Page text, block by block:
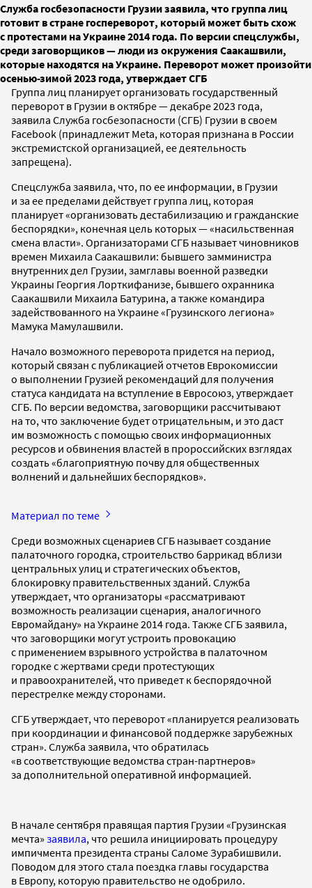
Служба госбезопасности Грузии заявила, что группа лиц
готовит в стране госпереворот, который может быть схож
с протестами на Украине 2014 года. По версии спецслужбы,
среди заговорщиков — люди из окружения Саакашвили,
которые находятся на Украине. Переворот может произойти
осенью-зимой 2023 года, утверждает СГБ
Группа лиц планирует организовать государственный
переворот в Грузии в октябре — декабре 2023 года,
заявила Служба госбезопасности (СГБ) Грузии в своем
Facebook (принадлежит Meta, которая признана в России
экстремистской организацией, ее деятельность
запрещена).
Спецслужба заявила, что, по ее информации, в Грузии
и за ее пределами действует группа лиц, которая
планирует «организовать дестабилизацию и гражданские
беспорядки», конечная цель которых — «насильственная
смена власти». Организаторами СГБ называет чиновников
времен Михаила Саакашвили: бывшего замминистра
внутренних дел Грузии, замглавы военной разведки
Украины Георгия Лорткифанизе, бывшего охранника
Саакашвили Михаила Батурина, а также командира
задействованного на Украине «Грузинского легиона»
Мамука Мамулашвили.
Начало возможного переворота придется на период,
который связан с публикацией отчетов Еврокомиссии
о выполнении Грузией рекомендаций для получения
статуса кандидата на вступление в Евросоюз, утверждает
СГБ. По версии ведомства, заговорщики рассчитывают
на то, что заключение будет отрицательным, и это даст
им возможность с помощью своих информационных
ресурсов и обвинения властей в пророссийских взглядах
создать «благоприятную почву для общественных
волнений и дальнейших беспорядков».
Материал по теме
Среди возможных сценариев СГБ называет создание
палаточного городка, строительство баррикад вблизи
центральных улиц и стратегических объектов,
блокировку правительственных зданий. Служба
утверждает, что организаторы «рассматривают
возможность реализации сценария, аналогичного
Евромайдану» на Украине 2014 года. Также СГБ заявила,
что заговорщики могут устроить провокацию
с применением взрывного устройства в палаточном
городке с жертвами среди протестующих
и правоохранителей, что приведет к беспорядочной
перестрелке между сторонами.
СГБ утверждает, что переворот «планируется реализовать
при координации и финансовой поддержке зарубежных
стран». Служба заявила, что обратилась
«в соответствующие ведомства стран-партнеров»
за дополнительной оперативной информацией.
В начале сентября правящая партия Грузии «Грузинская
мечта» заявила, что решила инициировать процедуру
импичмента президента страны Саломе Зурабишвили.
Поводом для этого стала поездка главы государства
в Европу, которую правительство не одобрило.